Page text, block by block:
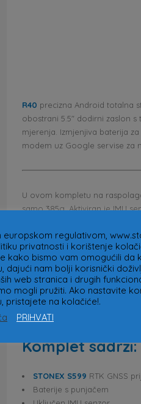
R40 precizna Android totalna
obostrani 5.5″ dodirni zaslon
mjerenja. Izmjenjiva baterija
modem uz Google servise za
U ovom kompletu na
samo 385g. Aktiviran je IMU
Uz AR kameru uvelike
pouzdanom Android totalnom
zadaci rješivi su u tren oka.
omogućuje integraciju s
karte/mape i razmjenjuj
Bluetooth/WiFi, bez potrebe
prijemnikom uz Cube A GPS.
Komplet sadrži:
STONEX S599 RTK GNSS
Baterije s punjačem
europskom regulativom,
privatnosti i korištenje
kako bismo vam omogućili da
dajući nam bolji korisnički
web stranica i drugih
mogli pružiti. Ako nastavite
pristajete na kolačiće!.
PRIHVATI